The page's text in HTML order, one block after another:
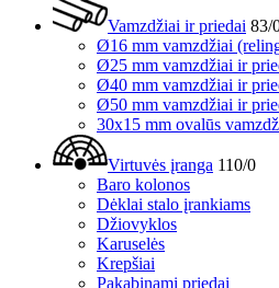
Vamzdžiai ir priedai 83/
Ø16 mm vamzdžiai
Ø25 mm vamzdžiai ir
Ø40 mm vamzdžiai ir
Ø50 mm vamzdžiai ir
30x15 mm ovalūs
Virtuvės įranga 110/0
Baro kolonos
Dėklai stalo įrankiams
Džiovyklos
Karuselės
Krepšiai
Pakabinami priedai